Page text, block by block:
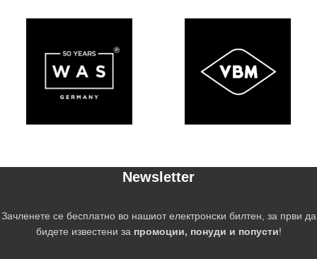
Newsletter
Зачленете се бесплатно во нашиот електронски билтен, за први да
бидете известени за промоции, понуди и попусти!